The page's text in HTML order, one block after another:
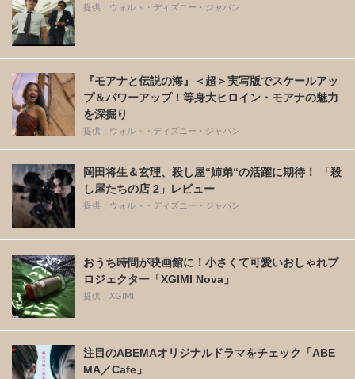
提供：ウォルト・ディズニー・ジャパン
『モアナと伝説の海』＜超＞実写版でスケールアッ
プ＆パワーアップ！等身大ヒロイン・モアナの魅力
を深掘り
提供：ウォルト・ディズニー・ジャパン
岡田将生＆玄理、殺し屋“姉弟“の活躍に期待！ 「殺
し屋たちの店 2」レビュー
提供：ウォルト・ディズニー・ジャパン
おうち時間が映画館に！小さくて可愛いおしゃれプ
ロジェクター「XGIMI Nova」
提供：XGIMI
注目のABEMAオリジナルドラマをチェック「ABE
MA／Cafe」